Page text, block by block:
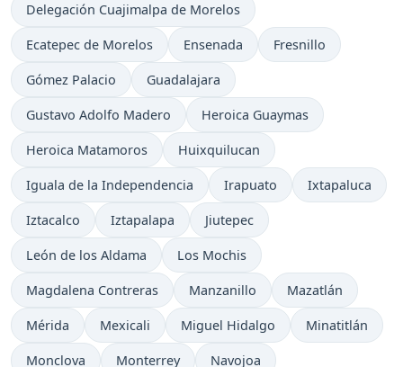
Delegación Cuajimalpa de Morelos
Ecatepec de Morelos Ensenada Fresnillo
Gómez Palacio Guadalajara
Gustavo Adolfo Madero Heroica Guaymas
Heroica Matamoros Huixquilucan
Iguala de la Independencia Irapuato Ixtapaluca
Iztacalco Iztapalapa Jiutepec
León de los Aldama Los Mochis
Magdalena Contreras Manzanillo Mazatlán
Mérida Mexicali Miguel Hidalgo Minatitlán
Monclova Monterrey Navojoa